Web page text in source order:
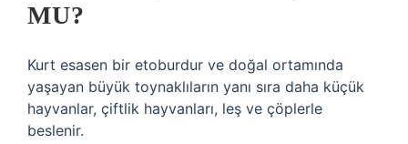
MU?
Kurt esasen bir etoburdur ve doğal ortamında
yaşayan büyük toynaklıların yanı sıra daha küçük
hayvanlar, çiftlik hayvanları, leş ve çöplerle
beslenir.